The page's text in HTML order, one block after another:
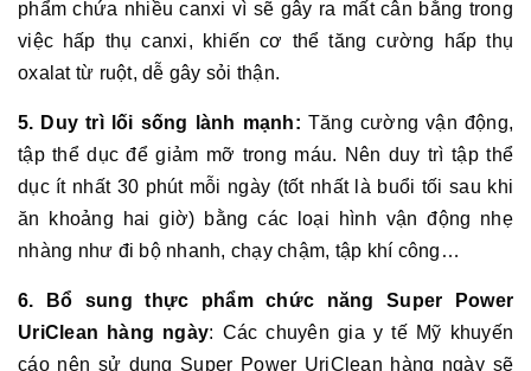
phẩm chứa nhiều canxi vì sẽ gây ra mất cân bằng trong
việc hấp thụ canxi, khiến cơ thể tăng cường hấp thụ
oxalat từ ruột, dễ gây sỏi thận.
5. Duy trì lối sống lành mạnh: Tăng cường vận động,
tập thể dục để giảm mỡ trong máu. Nên duy trì tập thể
dục ít nhất 30 phút mỗi ngày (tốt nhất là buổi tối sau khi
ăn khoảng hai giờ) bằng các loại hình vận động nhẹ
nhàng như đi bộ nhanh, chạy chậm, tập khí công…
6. Bổ sung thực phẩm chức năng Super Power
UriClean hàng ngày: Các chuyên gia y tế Mỹ khuyến
cáo nên sử dụng Super Power UriClean hàng ngày sẽ